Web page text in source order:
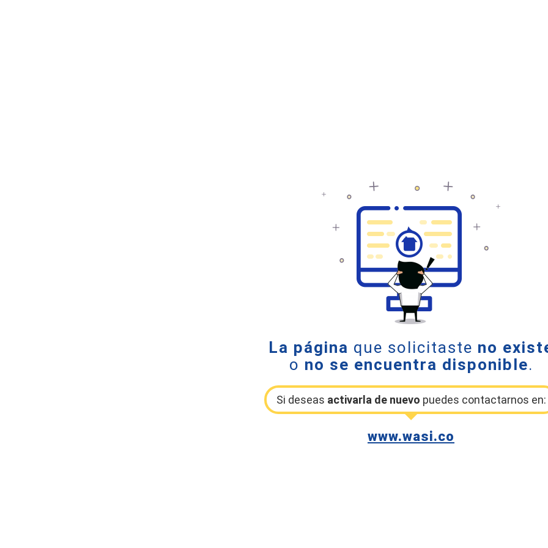
La página que solicitaste no
o no se encuentra disponible.
Si deseas activarla de nuevo puedes contactarnos en:
www.wasi.co